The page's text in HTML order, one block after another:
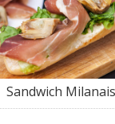
Sandwich Milanais